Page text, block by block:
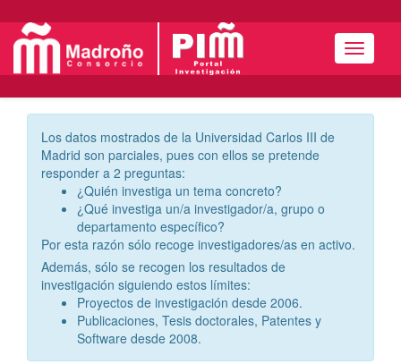
Menú
Los datos mostrados de la Universidad Carlos III de
Madrid son parciales, pues con ellos se pretende
responder a 2 preguntas:
¿Quién investiga un tema concreto?
¿Qué investiga un/a investigador/a, grupo o
departamento específico?
Por esta razón sólo recoge investigadores/as en activo.
Además, sólo se recogen los resultados de
investigación siguiendo estos límites:
Proyectos de investigación desde 2006.
Publicaciones, Tesis doctorales, Patentes y
Software desde 2008.